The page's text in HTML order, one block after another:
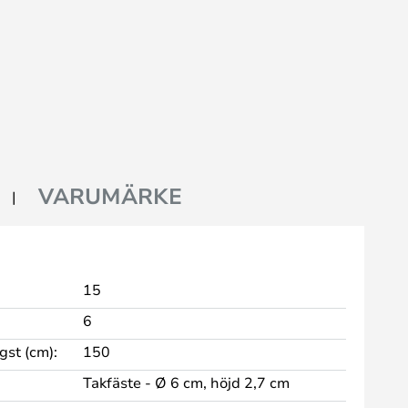
VARUMÄRKE
15
6
(cm):
150
Takfäste - Ø 6 cm, höjd 2,7 cm